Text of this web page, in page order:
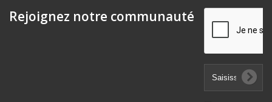
Rejoignez notre communauté